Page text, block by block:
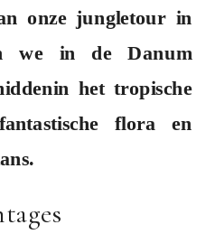
onze jungletour in
we in de Danum
het tropische
flora en